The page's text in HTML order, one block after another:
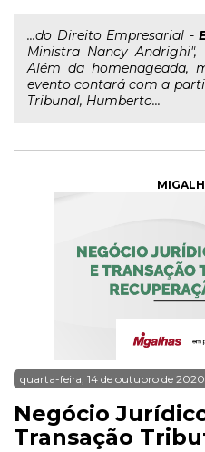
...do Direito Empresarial -
Ministra Nancy
Além da homenageada,
evento contará com a
Tribunal, Humberto...
quarta-feira, 14 de outubro de 2020
Negócio
Transação